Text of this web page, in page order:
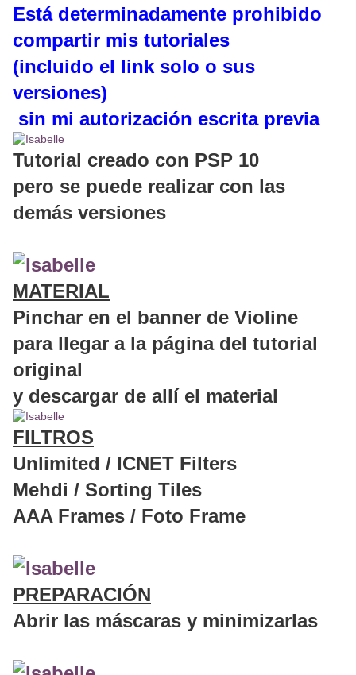
Está determinadamente prohibido
compartir mis tutoriales
(incluido el link solo o sus
versiones)
sin mi autorización escrita previa
Tutorial creado con PSP 10
pero se puede realizar con las
demás versiones
MATERIAL
Pinchar en el banner de Violine
para llegar a la página del tutorial
original
y descargar de allí el material
FILTROS
Unlimited / ICNET Filters
Mehdi / Sorting Tiles
AAA Frames / Foto Frame
PREPARACIÓN
Abrir las máscaras y minimizarlas